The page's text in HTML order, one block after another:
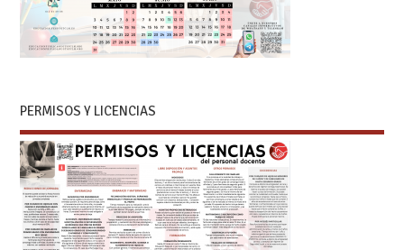
PERMISOS Y LICENCIAS